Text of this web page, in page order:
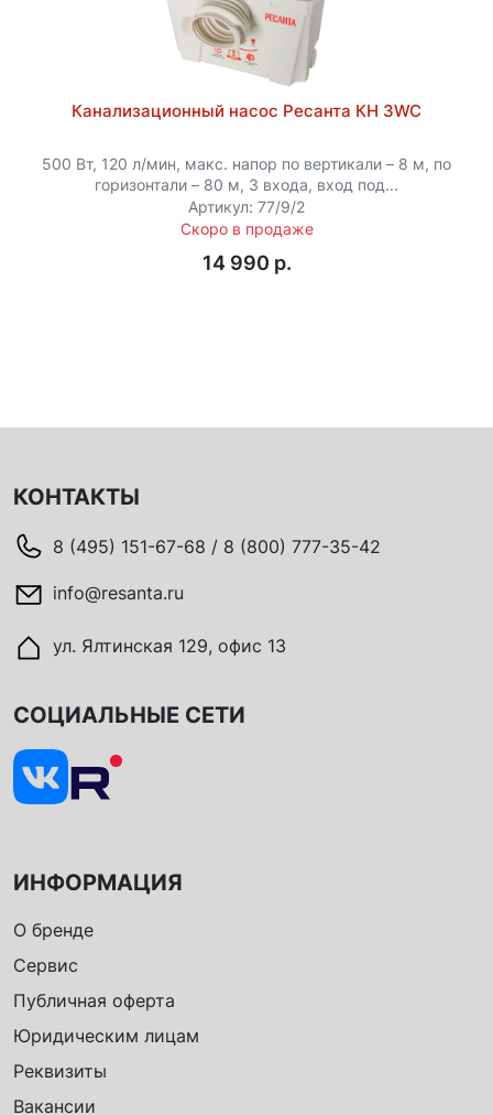
Канализационный насос Ресанта КН 3WC
500 Вт, 120 л/мин, макс. напор по вертикали – 8 м, по
горизонтали – 80 м, 3 входа, вход под...
Артикул: 77/9/2
Скоро в продаже
14 990 p.
КОНТАКТЫ
8 (495) 151-67-68 / 8 (800) 777-35-42
info@resanta.ru
ул. Ялтинская 129, офис 13
ИНФОРМАЦИЯ
О бренде
Сервис
Публичная оферта
Юридическим лицам
Реквизиты
Вакансии
СОЦИАЛЬНЫЕ СЕТИ